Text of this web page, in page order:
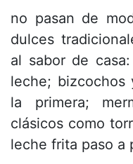
no pasan de
dulces
al sabor de
leche;
la primera;
clásicos como
leche frita paso a